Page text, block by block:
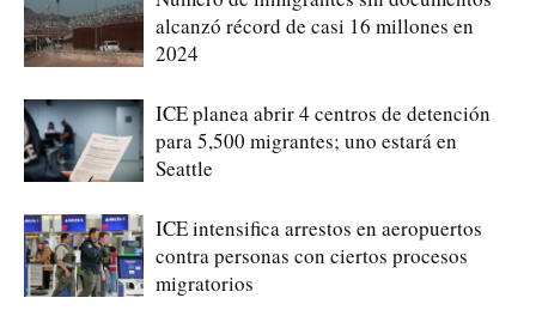
alcanzó récord de casi 16 millones en
2024
ICE planea abrir 4 centros de detención
para 5,500 migrantes; uno estará en
Seattle
ICE intensifica arrestos en aeropuertos
contra personas con ciertos procesos
migratorios